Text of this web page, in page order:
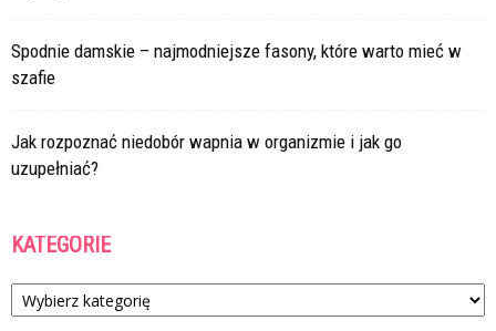
Spodnie damskie – najmodniejsze fasony, które warto mieć w
szafie
Jak rozpoznać niedobór wapnia w organizmie i jak go
uzupełniać?
KATEGORIE
Kategorie